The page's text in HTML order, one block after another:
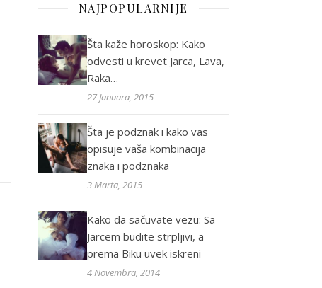
NAJPOPULARNIJE
Šta kaže horoskop: Kako
odvesti u krevet Jarca, Lava,
Raka…
27 Januara, 2015
Šta je podznak i kako vas
opisuje vaša kombinacija
znaka i podznaka
3 Marta, 2015
Kako da sačuvate vezu: Sa
Jarcem budite strpljivi, a
prema Biku uvek iskreni
4 Novembra, 2014